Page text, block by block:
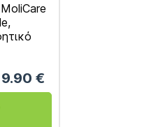
9.90 €